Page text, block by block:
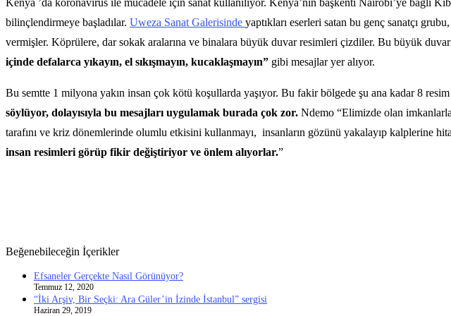
bilinçlendirmeye başladılar. Uweza Sanat Galerisinde yaptıkları eserleri satan bu genç sanatçı
vermişler. Köprülere, dar sokak aralarına ve binalara büyük duvar resimleri çizdiler. Bu büyük
içinde defalarca yıkayın, el sıkışmayın, kucaklaşmayın” gibi mesajlar yer alıyor.
Bu semtte 1 milyona yakın insan çok kötü koşullarda yaşıyor. Bu fakir bölgede şu ana kadar 8
söylüyor, dolayısıyla bu mesajları uygulamak burada çok zor. Ndemo “Elimizde olan
tarafını ve kriz dönemlerinde olumlu etkisini kullanmayı, insanların gözünü yakalayıp kalplerine
insan resimleri görüp fikir değiştiriyor ve önlem alıyorlar.”
Beğenebileceğin İçerikler
Efsaneler Gerçekte Nasıl Görünüyor?
Temmuz 12, 2020
“İki Arşiv, Bir Seçki: Ara Güler’in İzinde İstanbul” sergisi
Haziran 29, 2019